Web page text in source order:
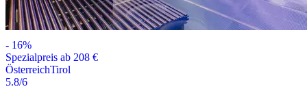
- 16%
Spezialpreis ab 208 €
ÖsterreichTirol
5.8/6